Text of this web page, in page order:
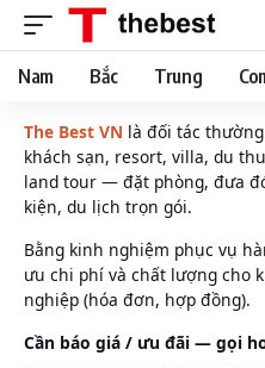
Nam Bắc Trung
The Best VN là đối tác
khách sạn, resort, villa, du
land tour — đặt phòng, đưa
kiện, du lịch trọn gói.
Bằng kinh nghiệm phục vụ
ưu chi phí và chất lượng cho
nghiệp (hóa đơn, hợp đồng).
Cần báo giá / ưu đãi — gọi